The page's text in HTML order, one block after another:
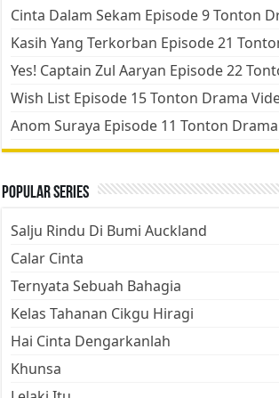
Cinta Dalam Sekam Episode 9 Tonton
Kasih Yang Terkorban Episode 21
Yes! Captain Zul Aaryan Episode 22
Wish List Episode 15 Tonton Drama
Anom Suraya Episode 11 Tonton
Popular Series
Salju Rindu Di Bumi Auckland
Calar Cinta
Ternyata Sebuah Bahagia
Kelas Tahanan Cikgu Hiragi
Hai Cinta Dengarkanlah
Khunsa